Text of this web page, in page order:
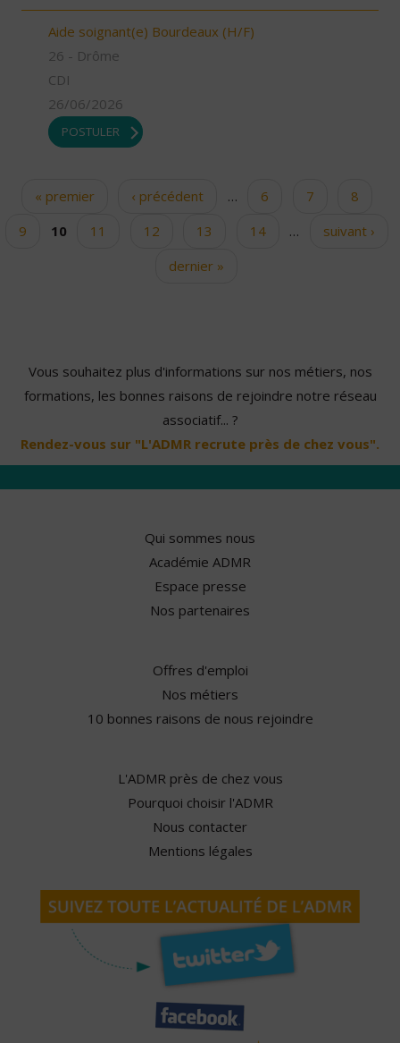
Aide soignant(e) Bourdeaux (H/F)
26 - Drôme
CDI
26/06/2026
POSTULER
Pages« premier ‹ précédent … 6 7
8
9
10 11 12 13 14 …
suivant ›
dernier »
Vous souhaitez plus d'informations sur nos métiers, nos
formations, les bonnes raisons de rejoindre notre réseau
associatif... ?
Rendez-vous sur "L'ADMR recrute près de chez vous".
Qui sommes nous
Académie ADMR
Espace presse
Nos partenaires
Offres d'emploi
Nos métiers
10 bonnes raisons de nous rejoindre
L'ADMR près de chez vous
Pourquoi choisir l'ADMR
Nous contacter
Mentions légales